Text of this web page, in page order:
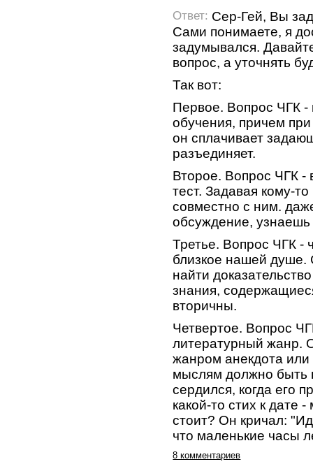
Ответ: Сер-Гей, Вы
Сами понимаете, я
задумывался.
вопрос, а уточнять
Так вот:
Первое. Вопрос ЧГК -
обучения, причем
он сплачивает
разъединяет.
Второе. Вопрос ЧГК -
тест. Задавая кому-
совместно с ним.
обсуждение, узнаешь
Третье. Вопрос ЧГК -
близкое нашей душе.
найти
знания,
вторичны.
Четвертое. Вопрос
литературный жанр.
жанром анекдота
мыслям должно быть
сердился, когда его
какой-то стих к дате
стоит? Он кричал:
что маленькие часы
8 комментариев